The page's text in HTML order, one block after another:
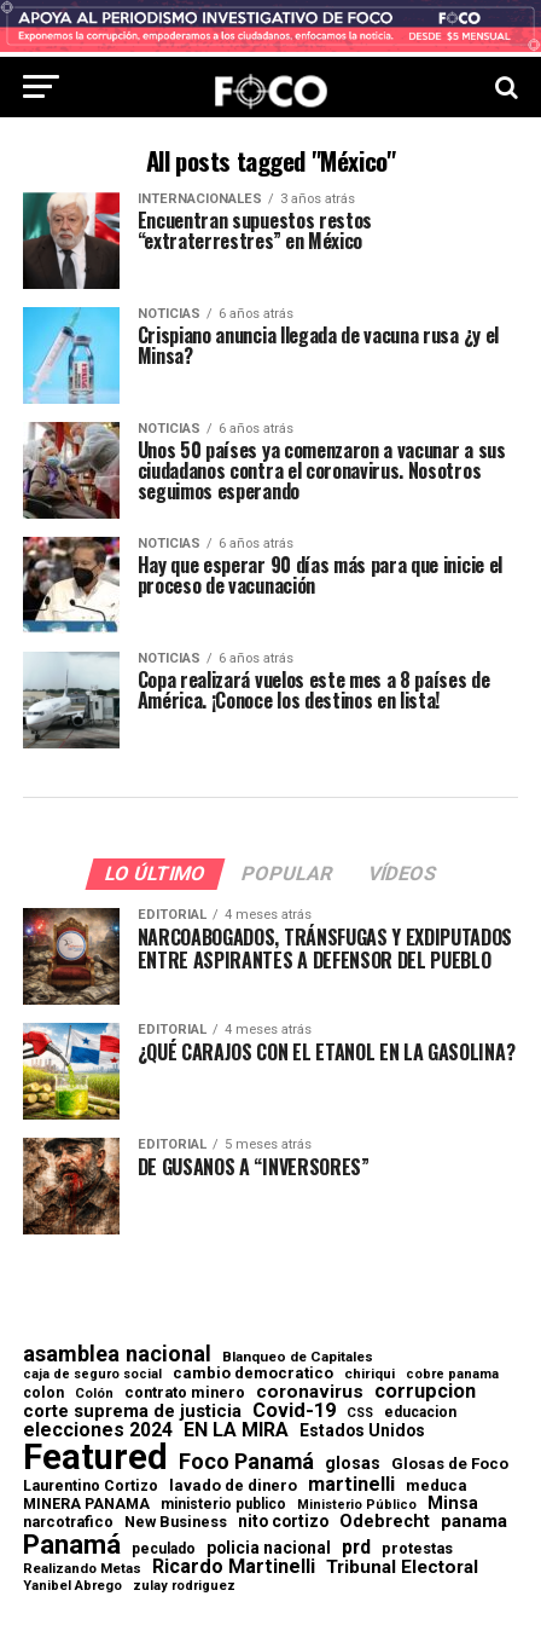
All posts tagged "México"
INTERNACIONALES 3 años atrás
Encuentran supuestos restos
“extraterrestres” en México
NOTICIAS 6 años atrás
Crispiano anuncia llegada de vacuna rusa ¿y el
Minsa?
NOTICIAS 6 años atrás
Unos 50 países ya comenzaron a vacunar a sus
ciudadanos contra el coronavirus. Nosotros
seguimos esperando
NOTICIAS 6 años atrás
Hay que esperar 90 días más para que inicie el
proceso de vacunación
NOTICIAS 6 años atrás
Copa realizará vuelos este mes a 8 países de
América. ¡Conoce los destinos en lista!
LO ÚLTIMO POPULAR VÍDEOS
EDITORIAL 4 meses atrás
NARCOABOGADOS, TRÁNSFUGAS Y EXDIPUTADOS
ENTRE ASPIRANTES A DEFENSOR DEL PUEBLO
EDITORIAL 4 meses atrás
¿QUÉ CARAJOS CON EL ETANOL EN LA GASOLINA?
EDITORIAL 5 meses atrás
DE GUSANOS A “INVERSORES”
asamblea nacional Blanqueo de Capitales
caja de seguro social cambio democratico chiriqui cobre panama
colon Colón contrato minero coronavirus corrupcion
corte suprema de justicia Covid-19 CSS educacion
elecciones 2024 EN LA MIRA Estados Unidos
Featured Foco Panamá glosas Glosas de Foco
Laurentino Cortizo lavado de dinero martinelli meduca
MINERA PANAMA ministerio publico Ministerio Público Minsa
narcotrafico New Business nito cortizo Odebrecht panama
Panamá peculado policia nacional prd protestas
Realizando Metas Ricardo Martinelli Tribunal Electoral
Yanibel Abrego zulay rodriguez